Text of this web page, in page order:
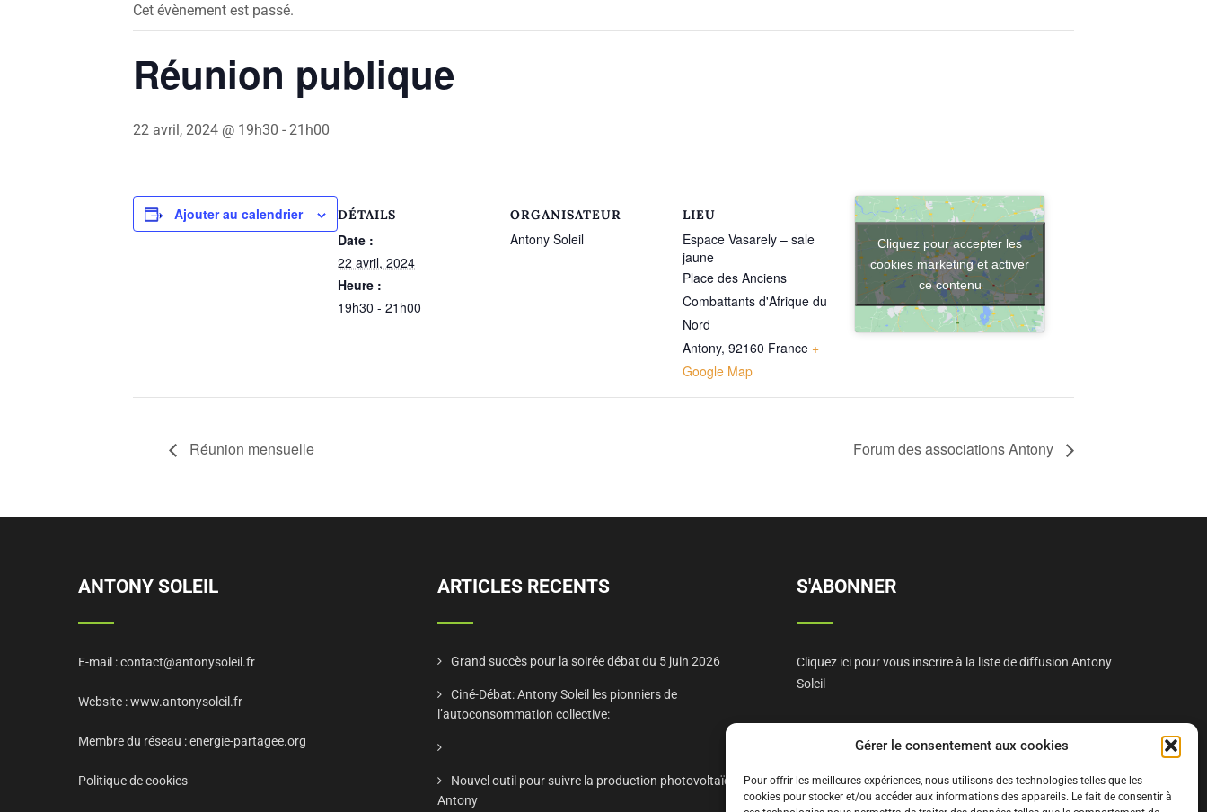
Gérer le consentement aux cookies
Pour offrir les meilleures expériences, nous utilisons des technologies telles que les
cookies pour stocker et/ou accéder aux informations des appareils. Le fait de consentir à
Cet évènement est passé.
Réunion publique
22 avril, 2024 @ 19h30 - 21h00
Ajouter au calendrier DÉTAILS
Date :
22 avril, 2024
Heure :
19h30 - 21h00
ORGANISATEUR
Antony Soleil
LIEU
Espace Vasarely – sale
jaune
Place des Anciens
Combattants d'Afrique du
Nord
Antony, 92160 France +
Google Map
Cliquez pour accepter les
cookies marketing et activer
ce contenu
Réunion mensuelle Forum des associations Antony
ANTONY SOLEIL
E-mail :contact@antonysoleil.fr
Website :www.antonysoleil.fr
Membre du réseau :energie-partagee.org
Politique de cookies
ARTICLES RECENTS
Grand succès pour la soirée débat du 5 juin 2026
Ciné-Débat: Antony Soleil les pionniers de
l’autoconsommation collective:
Nouvel outil pour suivre la production photovoltaïque à
Antony
S'ABONNER
Cliquez ici pour vous inscrire à la liste de diffusion Antony
Soleil